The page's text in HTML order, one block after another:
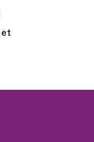
et